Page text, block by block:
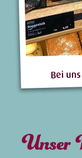
Bei
Unser